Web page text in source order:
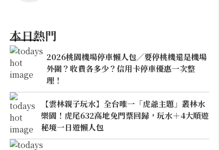
本日熱門
2026桃園機場停車懶人包／要停桃機還是機場
外圍？收費各多少？信用卡停車優惠一次整
理！
【雲林親子玩水】全台唯一「虎爺主題」叢林水
樂園！虎尾632高地免門票回歸，玩水＋4大順遊
秘境一日遊懶人包